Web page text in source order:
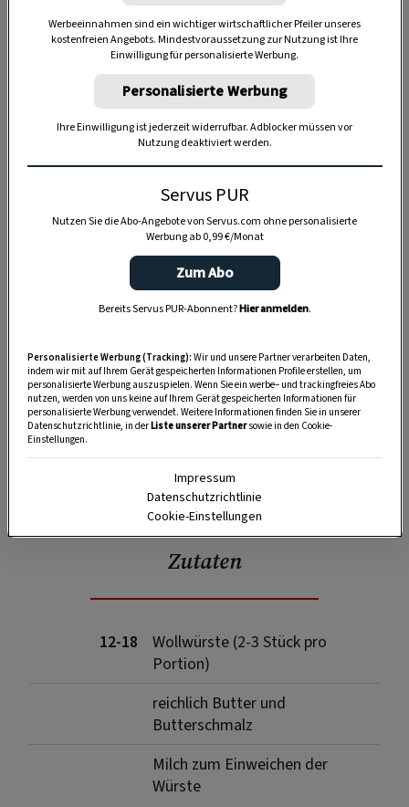
SPEICHERN DRUCKEN
Zutaten
12-18
Wollwürste (2-3 Stück pro
Portion)
reichlich Butter und
Butterschmalz
Milch zum Einweichen der
Würste
Werbeeinnahmen sind ein wichtiger wirtschaftlicher Pfeiler unseres
kostenfreien Angebots. Mindestvoraussetzung zur Nutzung ist Ihre
Einwilligung für personalisierte Werbung.
Personalisierte Werbung
Ihre Einwilligung ist jederzeit widerrufbar. Adblocker müssen vor
Nutzung deaktiviert werden.
Servus PUR
Nutzen Sie die Abo-Angebote von Servus.com ohne personalisierte
Werbung ab 0,99 €/Monat
Zum Abo
Bereits Servus PUR-Abonnent?Hier anmelden.
Personalisierte Werbung (Tracking): Wir und unsere Partner verarbeiten Daten,
indem wir mit auf Ihrem Gerät gespeicherten Informationen Profile erstellen, um
personalisierte Werbung auszuspielen. Wenn Sie ein werbe– und trackingfreies Abo
nutzen, werden von uns keine auf Ihrem Gerät gespeicherten Informationen für
personalisierte Werbung verwendet. Weitere Informationen finden Sie in unserer
Datenschutzrichtlinie, in derListe unserer Partnersowie in den Cookie-
Einstellungen.
Impressum
Datenschutzrichtlinie
Cookie-Einstellungen